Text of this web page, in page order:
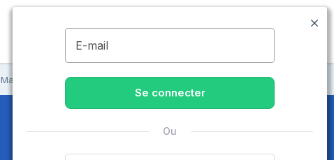
09.74.59.59.57
Maisons de retraite à Valensole
E-mail
Se connecter
Ou